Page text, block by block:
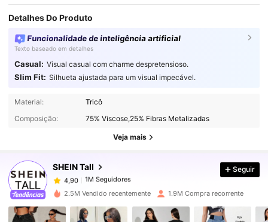
Detalhes Do Produto
Funcionalidade de inteligência artificial
Texto baseado em detalhes
Casual: Visual casual com charme despretensioso.
Slim Fit: Silhueta ajustada para um visual impecável.
Material:
Tricô
Composição:
75% Viscose,25% Fibras Metalizadas
Veja mais
SHEIN Tall
1M Seguidores
1M Seguidores
4,90
1M Seguidores
n***i
pago1 dia atrás
4,90 1M Seguidores
Seguir
2.5M Vendido recentemente 1.9M Compra recorrente